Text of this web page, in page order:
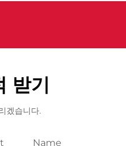
받기
겠습니다.
Name